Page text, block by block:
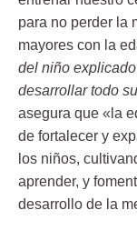
para no perder la
mayores con la
del niño
desarrollar todo
asegura que «la
de fortalecer y
los niños,
aprender, y
desarrollo de la